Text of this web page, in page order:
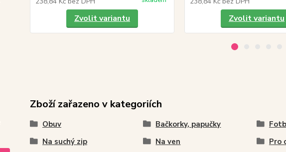
Zvolit variantu Zvolit variantu
Zboží zařazeno v kategoriích
Obuv Bačkorky, papučky
Na suchý zip
Na ven Pro